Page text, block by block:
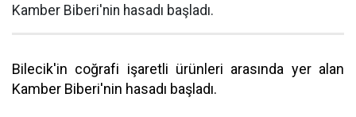
Kamber Biberi'nin hasadı başladı.
Bilecik'in coğrafi işaretli ürünleri arasında yer alan
Kamber Biberi'nin hasadı başladı.